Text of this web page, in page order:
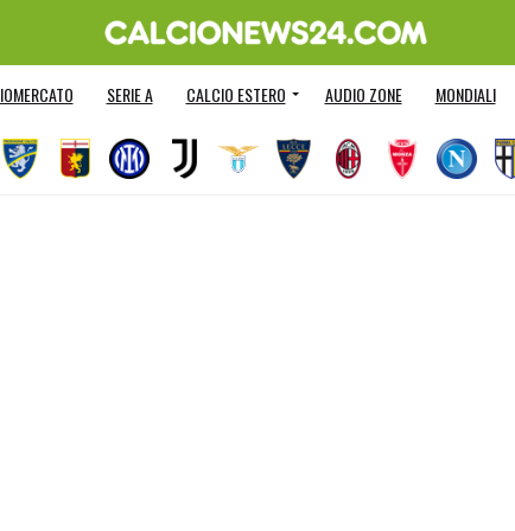
SERIE A CALCIO ESTERO AUDIO ZONE MONDIALI